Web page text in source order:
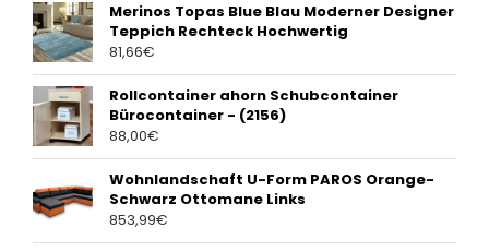
Merinos Topas Blue Blau Moderner Designer
Teppich Rechteck Hochwertig
81,66€
Rollcontainer ahorn Schubcontainer
Bürocontainer - (2156)
88,00€
Wohnlandschaft U-Form PAROS Orange-
Schwarz Ottomane Links
853,99€